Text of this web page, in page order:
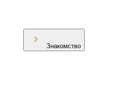
Знакомство